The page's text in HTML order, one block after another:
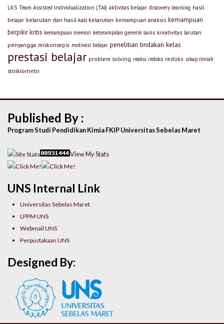
LKS Team Assisted Individualization (TAI) aktivitas belajar discovery learning hasil
belajar kelarutan dan hasil kali kelarutan kemampuan analisis kemampuan
berpikir kritis kemampuan memori keterampilan generik sains kreativitas larutan
penyangga miskonsepsi motivasi belajar penelitian tindakan kelas
prestasi belajar problem solving reaksi redoks redoks sikap ilmiah
stoikiometri
UNS Internal Link
Universitas Sebelas Maret
LPPM UNS
Webmail UNS
Perpustakaan UNS
Published By :
Program Studi Pendidikan Kimia FKIP Universitas Sebelas Maret
View My Stats
Designed By: